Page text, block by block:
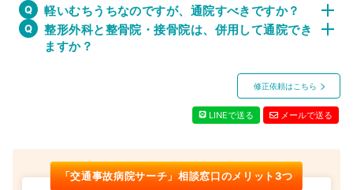
軽いむちうちなのですが、通院すべきですか？
整形外科と整骨院・接骨院は、併用して通院でき
ますか？
修正依頼はこちら
LINEで送る メールで送る
「交通事故病院サーチ」相談窓口のメリット3つ